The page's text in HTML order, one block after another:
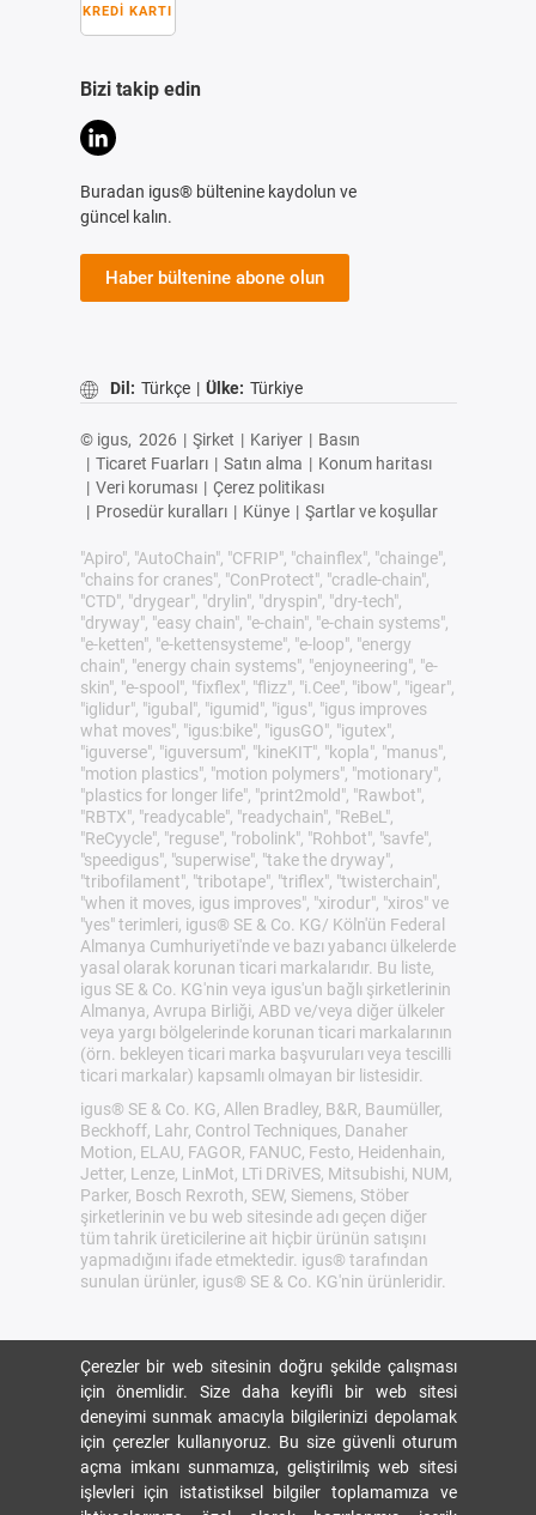
KREDI KARTI
Bizi takip edin
Buradan igus® bültenine kaydolun ve
güncel kalın.
Haber bültenine abone olun
Dil: Türkçe | Ülke: Türkiye
© igus, 2026 | Şirket | Kariyer | Basın
| Ticaret Fuarları | Satın alma | Konum haritası
| Veri koruması | Çerez politikası
| Prosedür kuralları | Künye | Şartlar ve koşullar
"Apiro", "AutoChain", "CFRIP", "chainflex", "chainge",
"chains for cranes", "ConProtect", "cradle-chain",
"CTD", "drygear", "drylin", "dryspin", "dry-tech",
"dryway", "easy chain", "e-chain", "e-chain systems",
"e-ketten", "e-kettensysteme", "e-loop", "energy
chain", "energy chain systems", "enjoyneering", "e-
skin", "e-spool", "fixflex", "flizz", "i.Cee", "ibow", "igear",
"iglidur", "igubal", "igumid", "igus", "igus improves
what moves", "igus:bike", "igusGO", "igutex",
"iguverse", "iguversum", "kineKIT", "kopla", "manus",
"motion plastics", "motion polymers", "motionary",
"plastics for longer life", "print2mold", "Rawbot",
"RBTX", "readycable", "readychain", "ReBeL",
"ReCyycle", "reguse", "robolink", "Rohbot", "savfe",
"speedigus", "superwise", "take the dryway",
"tribofilament", "tribotape", "triflex", "twisterchain",
"when it moves, igus improves", "xirodur", "xiros" ve
"yes" terimleri, igus® SE & Co. KG/ Köln'ün Federal
Almanya Cumhuriyeti'nde ve bazı yabancı ülkelerde
yasal olarak korunan ticari markalarıdır. Bu liste,
igus SE & Co. KG'nin veya igus'un bağlı şirketlerinin
Almanya, Avrupa Birliği, ABD ve/veya diğer ülkeler
veya yargı bölgelerinde korunan ticari markalarının
(örn. bekleyen ticari marka başvuruları veya tescilli
ticari markalar) kapsamlı olmayan bir listesidir.
igus® SE & Co. KG, Allen Bradley, B&R, Baumüller,
Beckhoff, Lahr, Control Techniques, Danaher
Motion, ELAU, FAGOR, FANUC, Festo, Heidenhain,
Jetter, Lenze, LinMot, LTi DRiVES, Mitsubishi, NUM,
Parker, Bosch Rexroth, SEW, Siemens, Stöber
şirketlerinin ve bu web sitesinde adı geçen diğer
tüm tahrik üreticilerine ait hiçbir ürünün satışını
yapmadığını ifade etmektedir. igus® tarafından
sunulan ürünler, igus® SE & Co. KG'nin ürünleridir.
Çerezler bir web sitesinin doğru şekilde çalışması
için önemlidir. Size daha keyifli bir web sitesi
deneyimi sunmak amacıyla bilgilerinizi depolamak
için çerezler kullanıyoruz. Bu size güvenli oturum
açma imkanı sunmamıza, geliştirilmiş web sitesi
işlevleri için istatistiksel bilgiler toplamamıza ve